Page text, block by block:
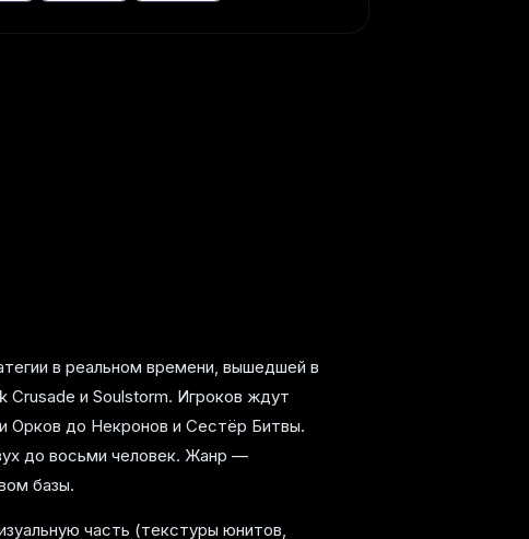
в реальном времени, вышедшей в
Crusade и Soulstorm. Игроков ждут
Орков до Некронов и Сестёр Битвы.
до восьми человек. Жанр —
базы.
часть (текстуры юнитов,